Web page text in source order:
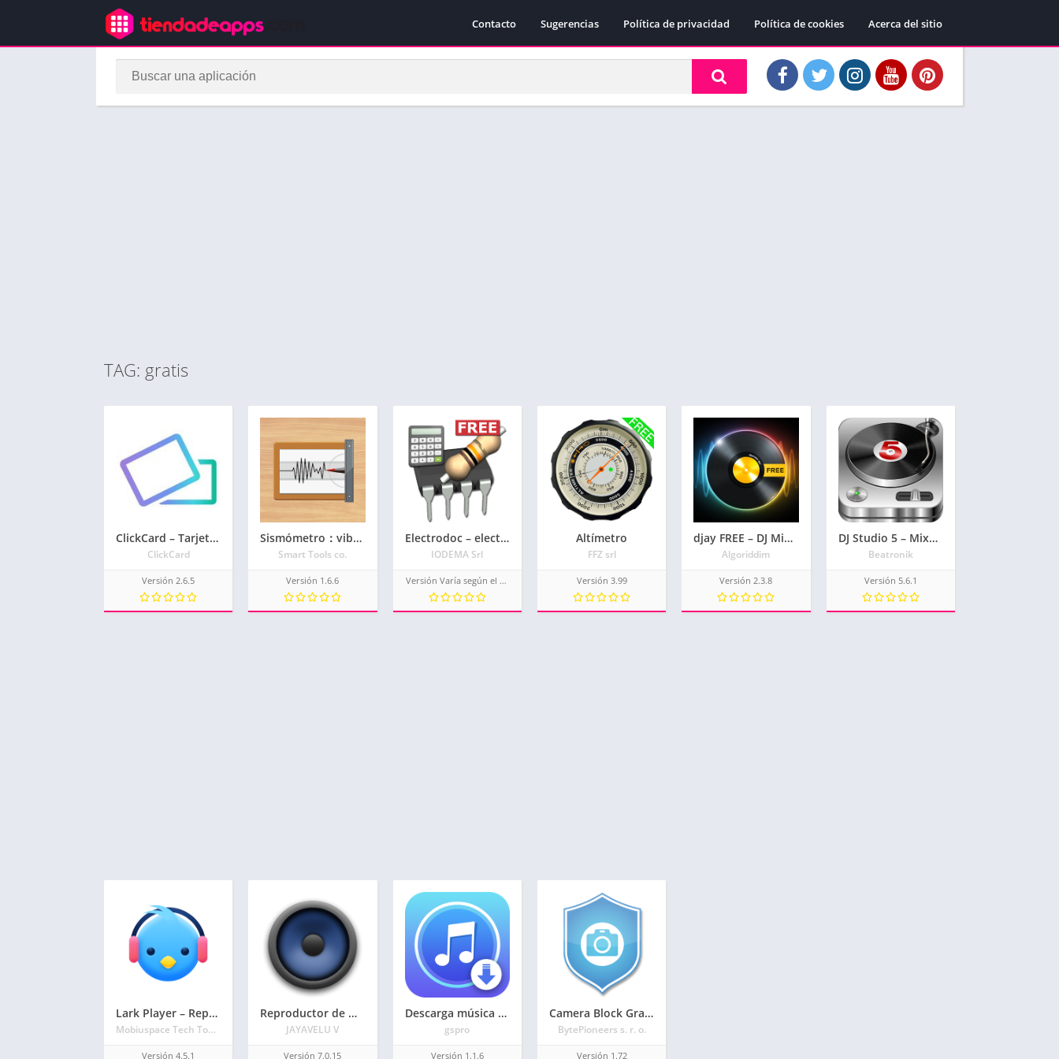
Contacto Sugerencias Política de privacidad Política de cookies Acerca del sitio
TAG: gratis
ClickCard – Tarjeta de presentación digital
ClickCard
Versión 2.6.5
Sismómetro：vibrómetro
Smart Tools co.
Versión 1.6.6
Electrodoc – electrónica en tus manos
IODEMA Srl
Versión Varía según el dispositivo.
Altímetro
FFZ srl
Versión 3.99
djay FREE – DJ Mix Remix Music
Algoriddim
Versión 2.3.8
DJ Studio 5 – Mixer gratis
Beatronik
Versión 5.6.1
Lark Player – Reproductor Gratis de MP3 y Youtube
Mobiuspace Tech Top Player
Versión 4.5.1
Reproductor de música predeterminado
JAYAVELU V
Versión 7.0.15
Descarga música – Reproductor de música
gspro
Versión 1.1.6
Camera Block Gratis – Anti spyware y anti malware
BytePioneers s. r. o.
Versión 1.72